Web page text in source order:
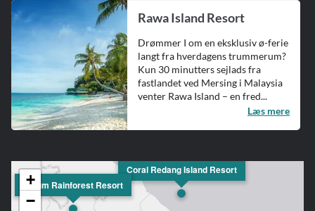
Rawa Island Resort
Drømmer I om en eksklusiv ø-ferie
langt fra hverdagens trummerum?
Kun 30 minutters sejlads fra
fastlandet ved Mersing i Malaysia
venter Rawa Island – en fred...
Læs mere
Belum Rainforest Resort
Coral Redang Island Resort
+
−